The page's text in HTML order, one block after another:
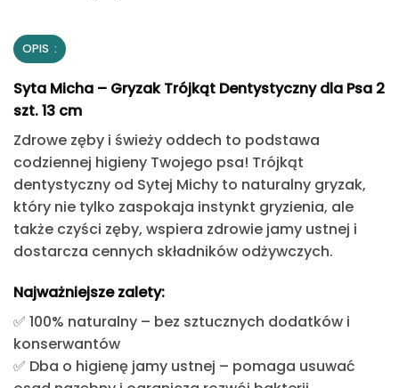
OPIS
Syta Micha – Gryzak Trójkąt Dentystyczny dla Psa 2
szt. 13 cm
Zdrowe zęby i świeży oddech to podstawa
codziennej higieny Twojego psa! Trójkąt
dentystyczny od Sytej Michy to naturalny gryzak,
który nie tylko zaspokaja instynkt gryzienia, ale
także czyści zęby, wspiera zdrowie jamy ustnej i
dostarcza cennych składników odżywczych.
Najważniejsze zalety:
✅ 100% naturalny – bez sztucznych dodatków i
konserwantów
✅ Dba o higienę jamy ustnej – pomaga usuwać